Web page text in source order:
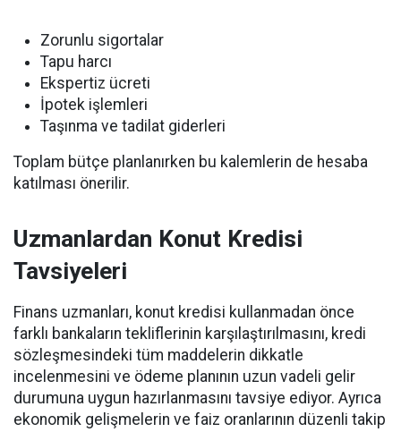
Zorunlu sigortalar
Tapu harcı
Ekspertiz ücreti
İpotek işlemleri
Taşınma ve tadilat giderleri
Toplam bütçe planlanırken bu kalemlerin de hesaba
katılması önerilir.
Uzmanlardan Konut Kredisi
Tavsiyeleri
Finans uzmanları, konut kredisi kullanmadan önce
farklı bankaların tekliflerinin karşılaştırılmasını, kredi
sözleşmesindeki tüm maddelerin dikkatle
incelenmesini ve ödeme planının uzun vadeli gelir
durumuna uygun hazırlanmasını tavsiye ediyor. Ayrıca
ekonomik gelişmelerin ve faiz oranlarının düzenli takip